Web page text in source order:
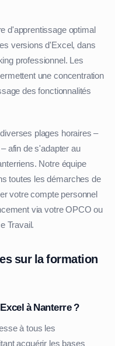
d'apprentissage optimal
versions d'Excel, dans
professionnel. Les
une concentration
des fonctionnalités
plages horaires –
afin de s'adapter au
Notre équipe
toutes les démarches de
votre compte personnel
via votre OPCO ou
Travail.
sur la formation
à Nanterre ?
à tous les